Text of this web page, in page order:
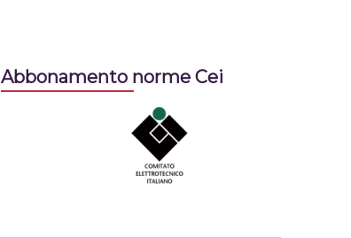
Abbonamento norme Cei